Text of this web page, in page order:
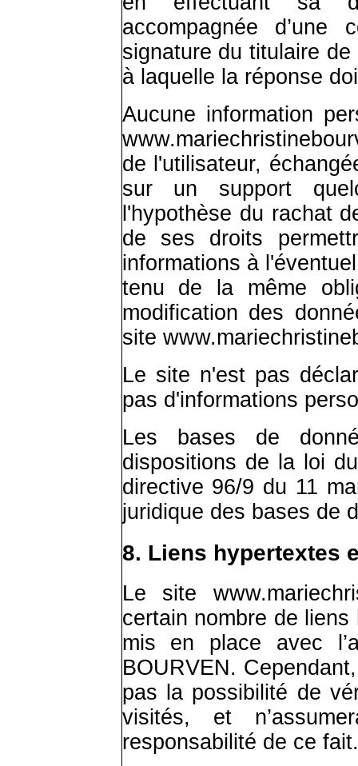
accompagnée d’une
signature du titulaire
à laquelle la réponse
Aucune information
de l'utilisateur,
sur un support
l'hypothèse du rachat
de ses droits
informations à
tenu de la même
modification des
site
Le site n'est pas
pas d'informations
Les bases de
dispositions de la loi
directive 96/9 du 11
juridique des bases de
8. Liens hypertextes
Le site
certain nombre de
mis en place avec
BOURVEN.
pas la possibilité de
visités, et
responsabilité de ce fait.